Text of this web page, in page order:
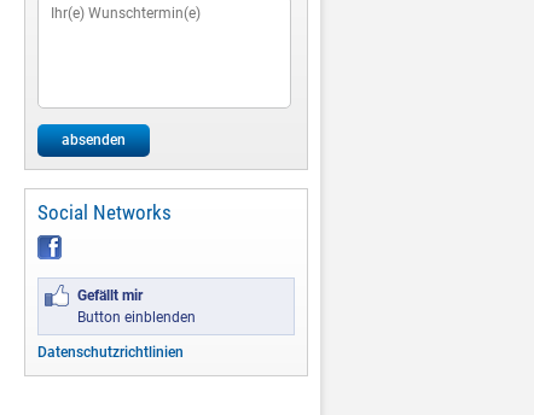
absenden
Social Networks
Gefällt mir
Button einblenden
Datenschutzrichtlinien